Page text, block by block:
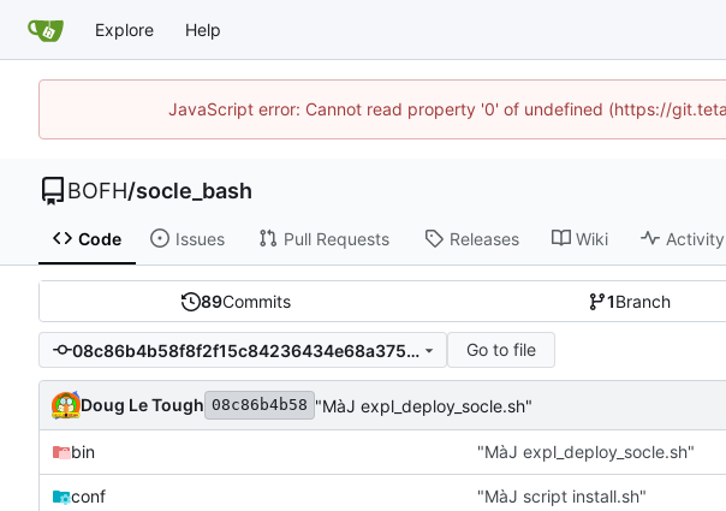
Explore Help
JavaScript error: Cannot read property '0' of undefined (https://
BOFH/socle_bash
Code Issues Pull Requests Releases Wiki Activity
89Commits 1Branch
08c86b4b58f8f2f15c84236434e68a3751487d38 Go to file
Doug Le Tough 08c86b4b58 "MàJ expl_deploy_socle.sh"
bin "MàJ expl_deploy_socle.sh"
conf "MàJ script install.sh"